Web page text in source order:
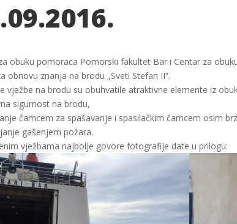
obuku pomoraca Pomorski fakultet Bar i Centar za
obnovu znanja na brodu „Sveti Stefan II“.
vježbe na brodu su obuhvatile atraktivne elemente iz
sigurnost na brodu,
čamcem za spašavanje i spasilačkim čamcem osim
gašenjem požara.
vježbama najbolje govore fotografije date u prilogu: